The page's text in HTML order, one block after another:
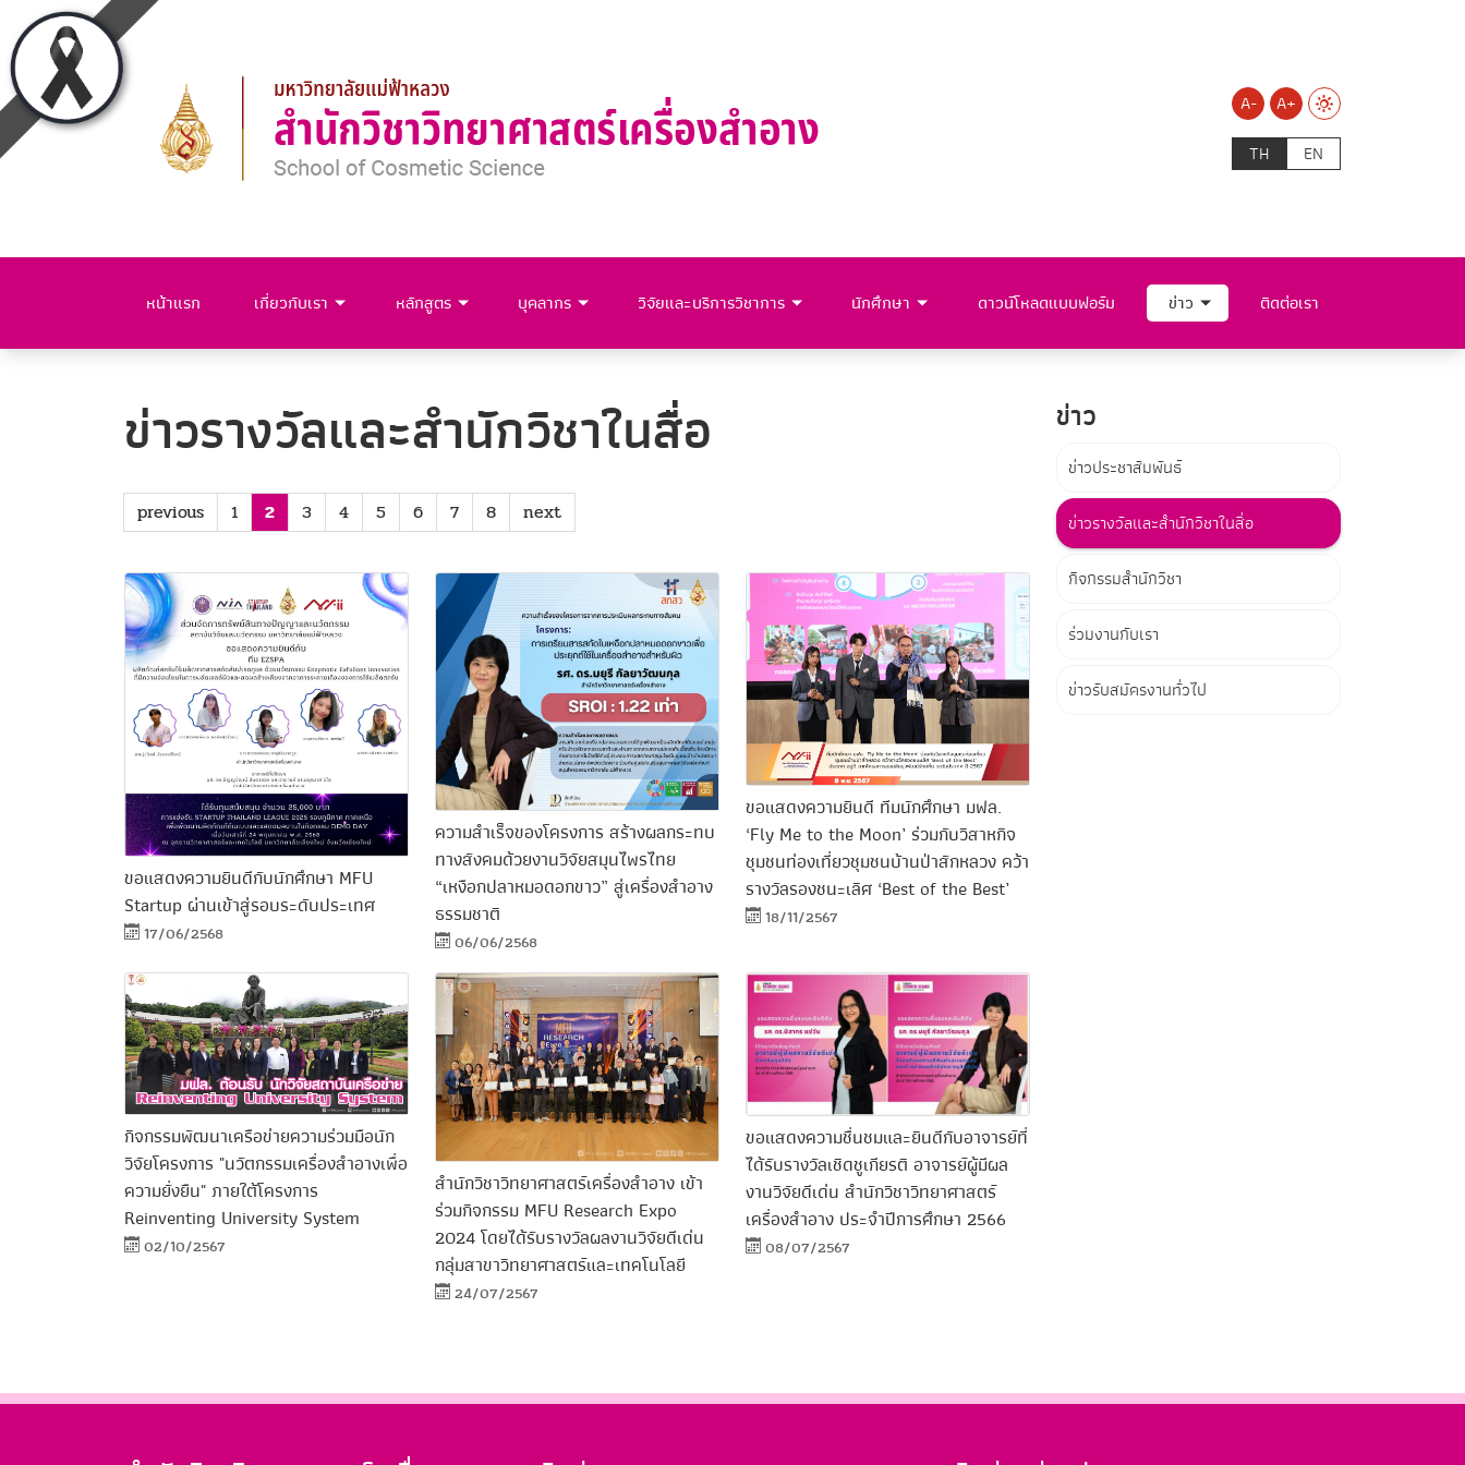
A-
A+
TH
EN
หน้าแรก เกี่ยวกับเรา หลักสูตร บุคลากร วิจัยและบริการวิชาการ นักศึกษา ดาวน์โหลดแบบฟอร์ม ข่าว ติดต่อเรา
ข่าวรางวัลและสำนักวิชาในสื่อ
previous 1 2 3 4 5 6 7 8 next
ขอแสดงความยินดีกับนักศึกษา MFU
Startup ผ่านเข้าสู่รอบระดับประเทศ
17/06/2568
ความสำเร็จของโครงการ สร้างผลกระทบ
ทางสังคมด้วยงานวิจัยสมุนไพรไทย
“เหงือกปลาหมอดอกขาว” สู่เครื่องสำอาง
ธรรมชาติ
06/06/2568
ขอแสดงความยินดี ทีมนักศึกษา มฟล.
‘Fly Me to the Moon’ ร่วมกับวิสาหกิจ
ชุมชนท่องเที่ยวชุมชนบ้านป่าสักหลวง คว้า
รางวัลรองชนะเลิศ ‘Best of the Best’
18/11/2567
กิจกรรมพัฒนาเครือข่ายความร่วมมือนัก
วิจัยโครงการ "นวัตกรรมเครื่องสำอางเพื่อ
ความยั่งยืน" ภายใต้โครงการ
Reinventing University System
02/10/2567
สำนักวิชาวิทยาศาสตร์เครื่องสำอาง เข้า
ร่วมกิจกรรม MFU Research Expo
2024 โดยได้รับรางวัลผลงานวิจัยดีเด่น
กลุ่มสาขาวิทยาศาสตร์และเทคโนโลยี
24/07/2567
ขอแสดงความชื่นชมและยินดีกับอาจารย์ที่
ได้รับรางวัลเชิดชูเกียรติ อาจารย์ผู้มีผล
งานวิจัยดีเด่น สำนักวิชาวิทยาศาสตร์
เครื่องสำอาง ประจำปีการศึกษา 2566
08/07/2567
ข่าว
ข่าวประชาสัมพันธ์
ข่าวรางวัลและสำนักวิชาในสื่อ
กิจกรรมสำนักวิชา
ร่วมงานกับเรา
ข่าวรับสมัครงานทั่วไป